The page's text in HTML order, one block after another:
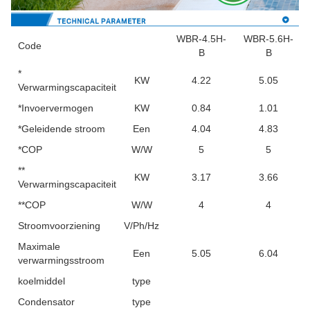
Code
WBR-4.5H-
B
WBR-5.6H-
B
*
Verwarmingscapaciteit
KW 4.22 5.05
*Invoervermogen KW 0.84
1.01
*Geleidende stroom
Een 4.04
4.83
*COP
W/W 5
5
**
Verwarmingscapaciteit
KW 3.17 3.66
**COP W/W 4
4
Stroomvoorziening
V/Ph/Hz
Maximale
verwarmingsstroom
Een 5.05 6.04
koelmiddel
type
Condensator
type